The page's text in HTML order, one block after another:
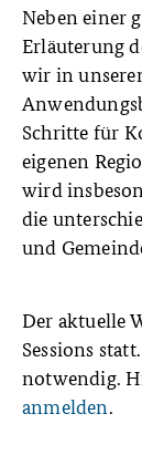
Neben einer
Erläuterung
wir in
Schritte für
eigenen
wird
die
und
Der aktuelle
Sessions
notwendig.
anmelden.